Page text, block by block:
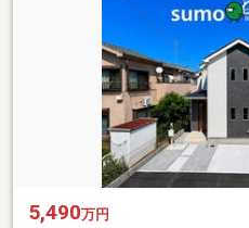
5,490万円